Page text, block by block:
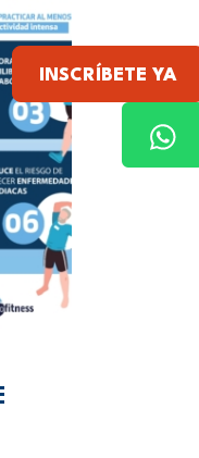
INSCRÍBETE YA